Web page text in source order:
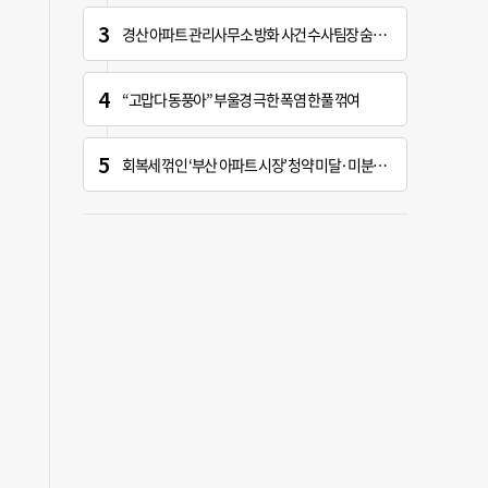
경산 아파트 관리사무소 방화 사건 수사팀장 숨진 채 발견
“고맙다 동풍아” 부울경 극한 폭염 한풀 꺾여
회복세 꺾인 ‘부산 아파트 시장’ 청약 미달·미분양 심화